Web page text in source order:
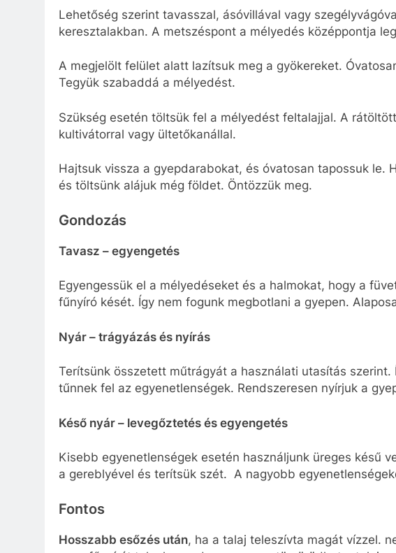
Lehetőség szerint tavasszal, ásóvillával vagy
keresztalakban. A metszéspont a mélyedés középpontja
A megjelölt felület alatt lazítsuk meg a gyökereket.
Tegyük szabaddá a mélyedést.
Szükség esetén töltsük fel a mélyedést feltalajjal. A
kultivátorral vagy ültetőkanállal.
Hajtsuk vissza a gyepdarabokat, és óvatosan tapossuk le.
és töltsünk alájuk még földet. Öntözzük meg.
Gondozás
Tavasz – egyengetés
Egyengessük el a mélyedéseket és a halmokat, hogy a
fűnyíró kését. Így nem fogunk megbotlani a gyepen.
Nyár – trágyázás és nyírás
Terítsünk összetett műtrágyát a használati utasítás
tűnnek fel az egyenetlenségek. Rendszeresen nyírjuk a
Késő nyár – levegőztetés és egyengetés
Kisebb egyenetlenségek esetén használjunk üreges késű
a gereblyével és terítsük szét. A nagyobb
Fontos
Hosszabb esőzés után, ha a talaj teleszívta magát vízzel.